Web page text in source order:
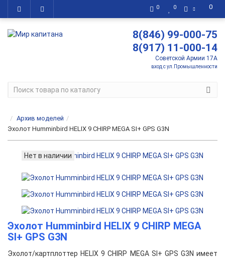
0
0 0
8(846) 99-000-75
8(917) 11-000-14
Советской Армии 17А
вход с ул.Промышленности
Архив моделей
Эхолот Humminbird HELIX 9 CHIRP MEGA SI+ GPS G3N
Нет в наличии
Эхолот Humminbird HELIX 9 CHIRP MEGA
SI+ GPS G3N
Эхолот/картплоттер HELIX 9 CHIRP MEGA SI+ GPS G3N имеет